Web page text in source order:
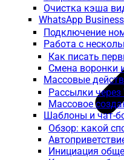
Очистка кэша
WhatsApp
Подключение
Работа с
Как писать
Смена воронки
Массовые
Рассылки через
Массовое
Шаблоны и чат-
Обзор: какой
Инициация